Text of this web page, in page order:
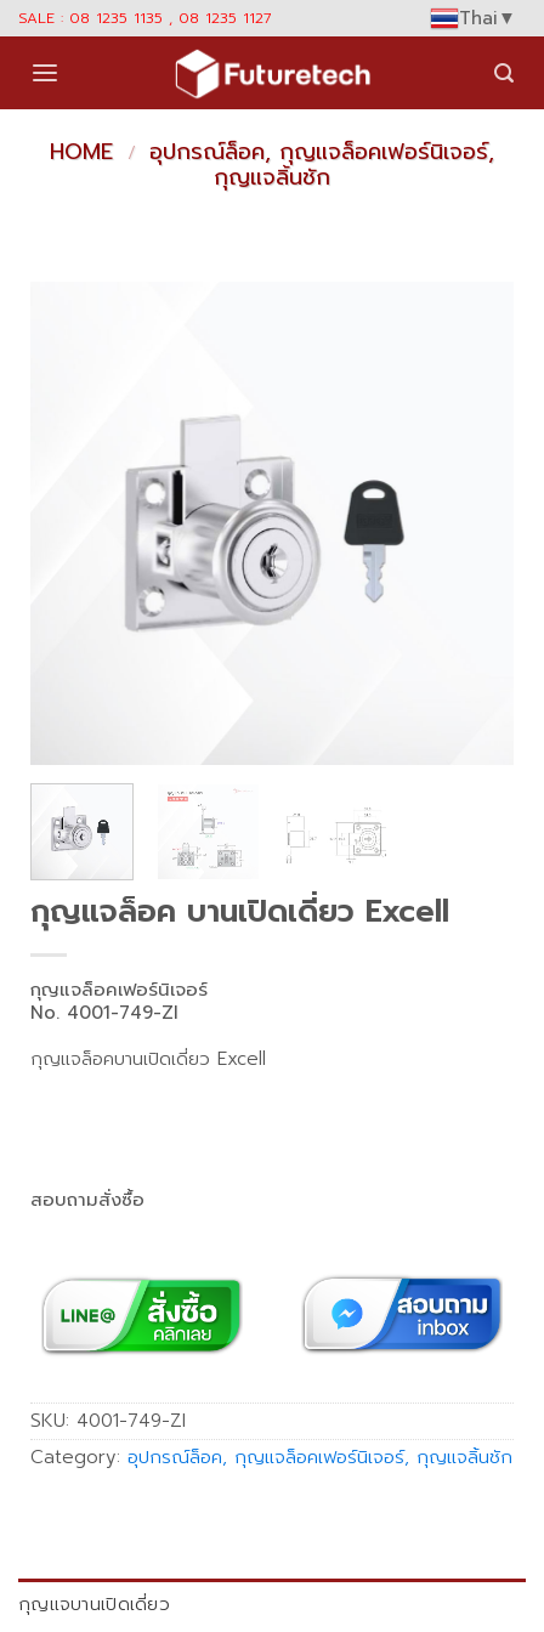
Skip
content
SALE : 08 1235 1135 , 08 1235 1127 Thai▼
HOME / อุปกรณ์ล็อค, กุญแจล็อคเฟอร์นิเจอร์,
กุญแจลิ้นชัก
กุญแจล็อค บานเปิดเดี่ยว Excell
กุญแจล็อคเฟอร์นิเจอร์
No. 4001-749-ZI
กุญแจล็อคบานเปิดเดี่ยว Excell
สอบถามสั่งซื้อ
SKU: 4001-749-ZI
Category: อุปกรณ์ล็อค, กุญแจล็อคเฟอร์นิเจอร์, กุญแจลิ้นชัก
กุญแจบานเปิดเดี่ยว